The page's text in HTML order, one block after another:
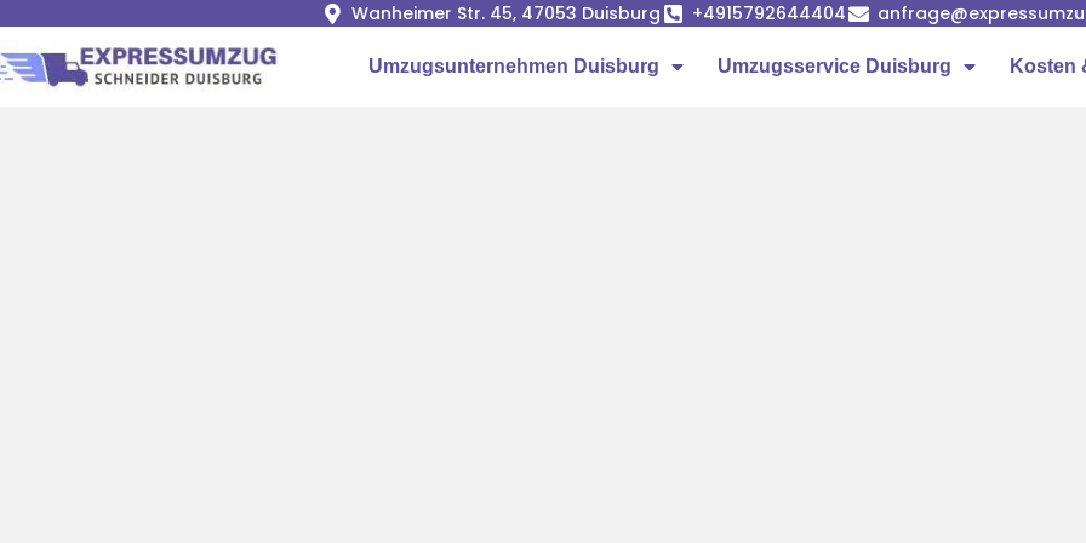
Wanheimer Str. 45, 47053 Duisburg +4915792644404
Umzugsunternehmen Duisburg Umzugsservice Duisburg Kosten